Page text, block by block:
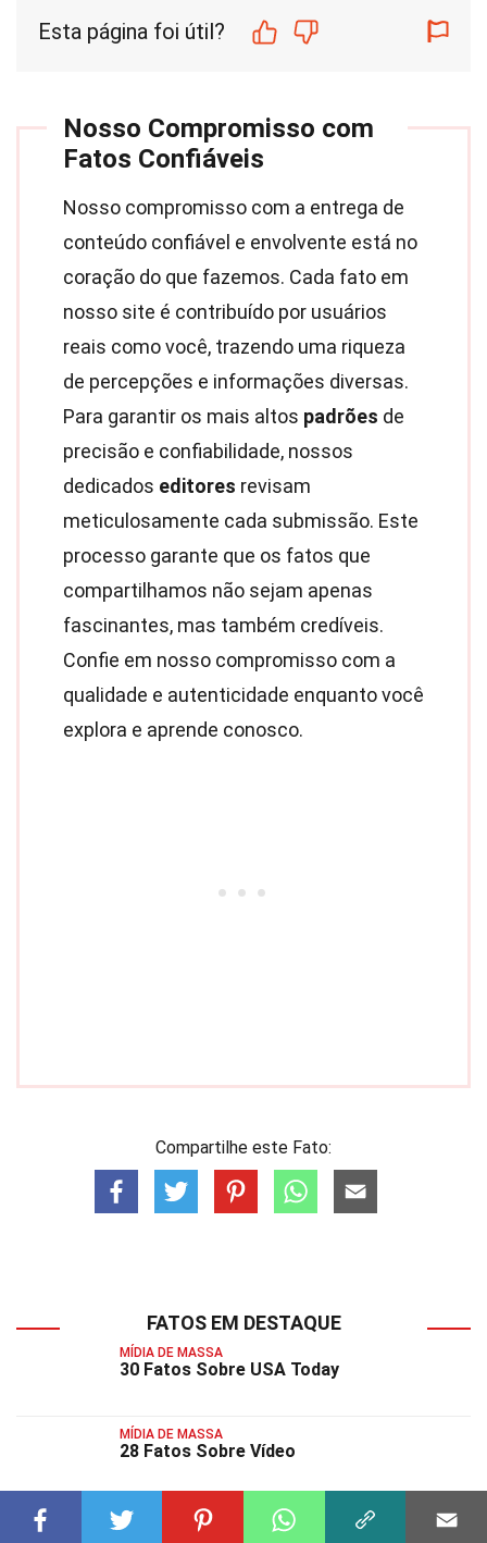
Esta página foi útil?
Nosso Compromisso com
Fatos Confiáveis
Nosso compromisso com a entrega de
conteúdo confiável e envolvente está no
coração do que fazemos. Cada fato em
nosso site é contribuído por usuários
reais como você, trazendo uma riqueza
de percepções e informações diversas.
Para garantir os mais altos padrões de
precisão e confiabilidade, nossos
dedicados editores revisam
meticulosamente cada submissão. Este
processo garante que os fatos que
compartilhamos não sejam apenas
fascinantes, mas também credíveis.
Confie em nosso compromisso com a
qualidade e autenticidade enquanto você
explora e aprende conosco.
Compartilhe este Fato:
FATOS EM DESTAQUE
MÍDIA DE MASSA
30 Fatos Sobre USA Today
MÍDIA DE MASSA
28 Fatos Sobre Vídeo
MÍDIA DE MASSA
39 Fatos Sobre Voz